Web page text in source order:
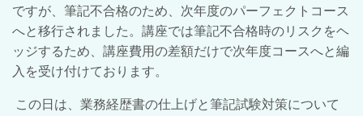
ですが、筆記不合格のため、次年度のパーフェクトコース
へと移行されました。講座では筆記不合格時のリスクをヘ
ッジするため、講座費用の差額だけで次年度コースへと編
入を受け付けております。
この日は、業務経歴書の仕上げと筆記試験対策について